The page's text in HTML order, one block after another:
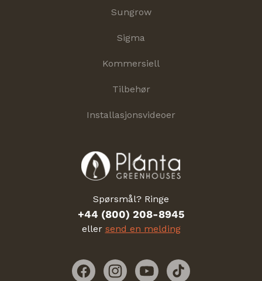
Sungrow
Sigma
Kommersiell
Tilbehør
Installasjonsvideoer
Spørsmål? Ringe
+44 (800) 208-8945
eller send en melding
FacebookInstagramYouTubeTikTok